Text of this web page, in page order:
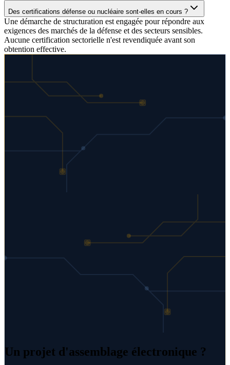
Des certifications défense ou nucléaire sont-elles en cours ?
Une démarche de structuration est engagée pour répondre aux
exigences des marchés de la défense et des secteurs sensibles.
Aucune certification sectorielle n'est revendiquée avant son
obtention effective.
Un projet d'assemblage électronique ?